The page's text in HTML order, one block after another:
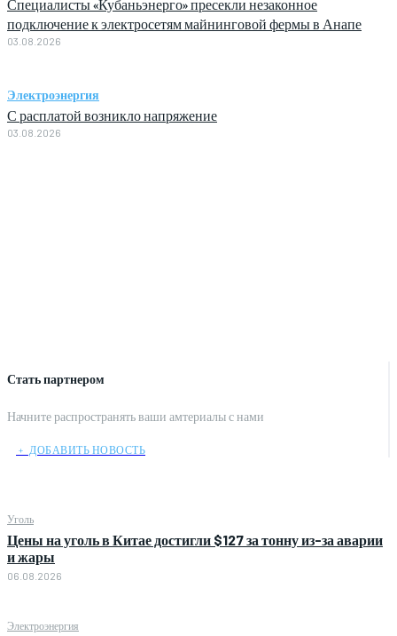
Стать партнером
Начните распространять ваши амтериалы с нами
﹢ ДОБАВИТЬ НОВОСТЬ
Уголь
Цены на уголь в Китае достигли $127 за тонну из-за аварии
и жары
06.08.2026
Электроэнергия
Специалисты «Кубаньэнерго» пресекли незаконное
подключение к электросетям майнинговой фермы в Анапе
03.08.2026
Электроэнергия
С расплатой возникло напряжение
03.08.2026